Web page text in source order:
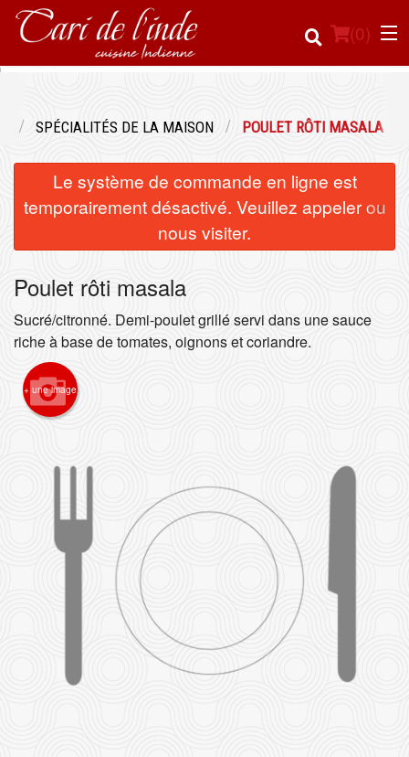
(0)
Emplacement
Connection
Inscription
Panier (0)
SPÉCIALITÉS DE LA MAISON POULET RÔTI MASALA
Le système de commande en ligne est
temporairement désactivé. Veuillez appeler ou
nous visiter.
×
Poulet rôti masala
Sucré/citronné. Demi-poulet grillé servi dans une sauce
riche à base de tomates, oignons et coriandre.
+ une image